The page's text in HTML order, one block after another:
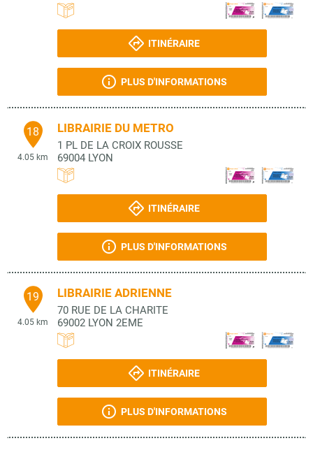
ITINÉRAIRE
PLUS D'INFORMATIONS
18
4.05 km
LIBRAIRIE DU METRO
1 PL DE LA CROIX ROUSSE
69004 LYON
ITINÉRAIRE
PLUS D'INFORMATIONS
19
4.05 km
LIBRAIRIE ADRIENNE
70 RUE DE LA CHARITE
69002 LYON 2EME
ITINÉRAIRE
PLUS D'INFORMATIONS